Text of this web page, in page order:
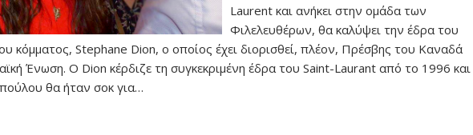
Laurent και ανήκει στην ομάδα των
Φιλελευθέρων, θα καλύψει την έδρα του
κόμματος, Stephane Dion, ο οποίος έχει διορισθεί, πλέον, Πρέσβης του Καναδά
Ένωση. Ο Dion κέρδιζε τη συγκεκριμένη έδρα του Saint-Laurant από το 1996 και
θα ήταν σοκ για…